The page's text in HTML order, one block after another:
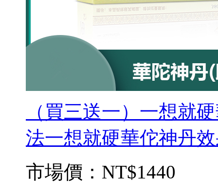
（買三送一）一想就
法一想就硬華佗神丹
市場價： NT$1440